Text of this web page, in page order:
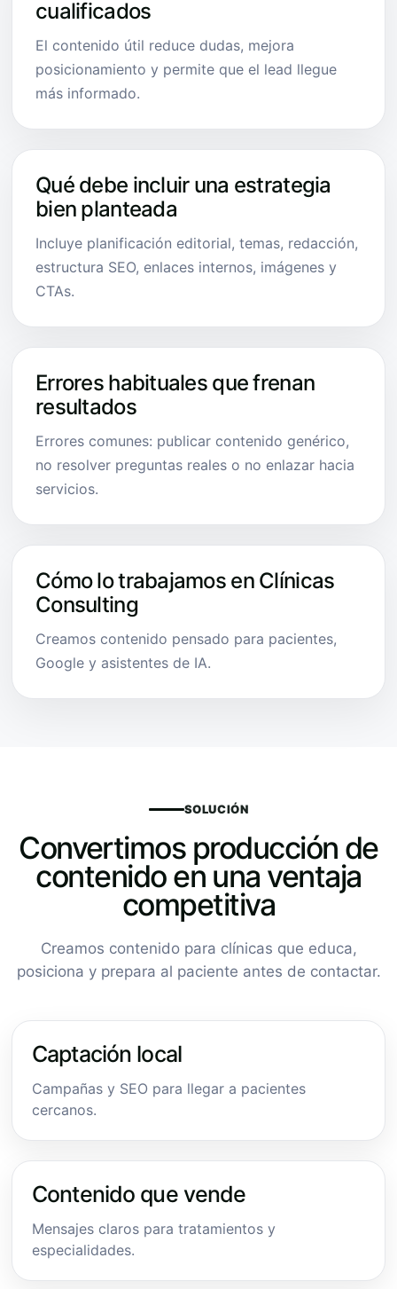
cualificados
El contenido útil reduce dudas, mejora
posicionamiento y permite que el lead llegue
más informado.
Qué debe incluir una estrategia
bien planteada
Incluye planificación editorial, temas, redacción,
estructura SEO, enlaces internos, imágenes y
CTAs.
Errores habituales que frenan
resultados
Errores comunes: publicar contenido genérico,
no resolver preguntas reales o no enlazar hacia
servicios.
Cómo lo trabajamos en Clínicas
Consulting
Creamos contenido pensado para pacientes,
Google y asistentes de IA.
SOLUCIÓN
Convertimos producción de
contenido en una ventaja
competitiva
Creamos contenido para clínicas que educa,
posiciona y prepara al paciente antes de contactar.
Captación local
Campañas y SEO para llegar a pacientes
cercanos.
Contenido que vende
Mensajes claros para tratamientos y
especialidades.